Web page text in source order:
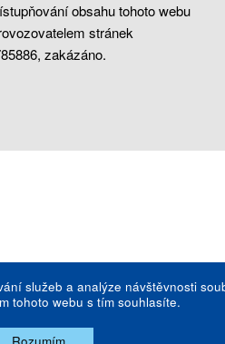
obsahu tohoto webu
stránek
zakázáno.
služeb a analýze návštěvnosti
tohoto webu s tím souhlasíte.